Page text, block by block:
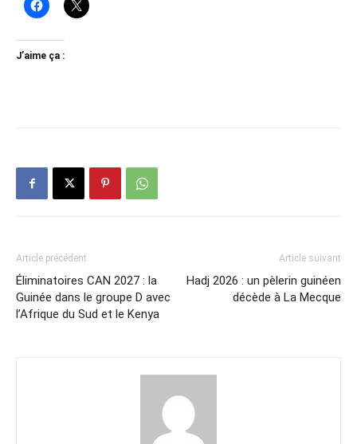
J’aime ça :
Article précédent
Éliminatoires CAN 2027 : la
Guinée dans le groupe D avec
l’Afrique du Sud et le Kenya
Article suivant
Hadj 2026 : un pèlerin guinéen
décède à La Mecque